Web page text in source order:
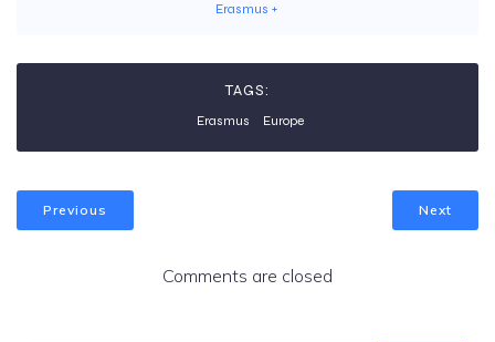
Erasmus +
TAGS:
Erasmus Europe
Previous Next
Comments are closed